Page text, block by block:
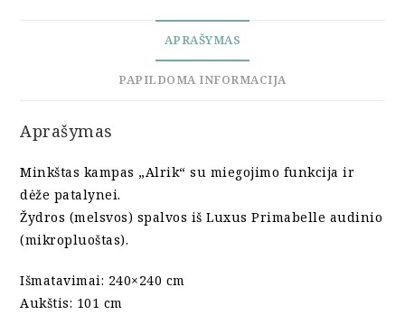
APRAŠYMAS
PAPILDOMA INFORMACIJA
Aprašymas
Minkštas kampas „Alrik“ su miegojimo funkcija ir
dėže patalynei.
Žydros (melsvos) spalvos iš Luxus Primabelle audinio
(mikropluoštas).
Išmatavimai: 240×240 cm
Aukštis: 101 cm